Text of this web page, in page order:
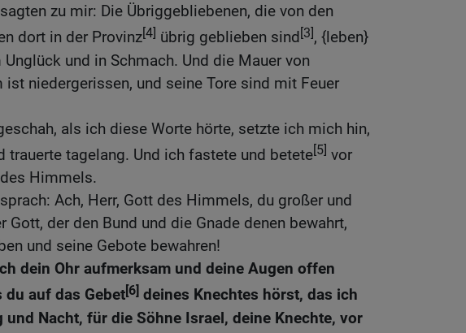
zu mir: Die Übriggebliebenen, die von den
dort in der Provinz[4] übrig geblieben sind[3], {leben}
und in Schmach. Und die Mauer von
ist niedergerissen, und seine Tore sind mit Feuer
als ich diese Worte hörte, setzte ich mich hin,
trauerte tagelang. Und ich fastete und betete[5] vor
Himmels.
Ach, Herr, Gott des Himmels, du großer und
Gott, der den Bund und die Gnade denen bewahrt,
und seine Gebote bewahren!
dein Ohr aufmerksam und deine Augen offen
du auf das Gebet[6] deines Knechtes hörst, das ich
und Nacht, für die Söhne Israel, deine Knechte, vor